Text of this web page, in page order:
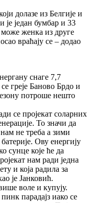
долазе из Белгије и
је један бумбар и 33
женка из друге
враћају се – додао
снаге 7,7
греје Баново Брдо и
потроше нешто
се пројекат соларних
То значи да
не треба а зими
Ову енергију
сунце које ће да
нам ради једна
и која радила за
је Јанковић.
воле и купују.
парадајз иако се